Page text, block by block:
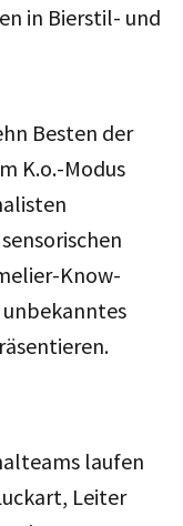
in Bierstil- und
Besten der
K.o.-Modus
Know-
unbekanntes
laufen
Leiter